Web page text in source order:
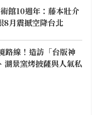
館10週年：藤本壯介
8月震撼空降台北
路線！造訪「台版神
湖景窯烤披薩與人氣私